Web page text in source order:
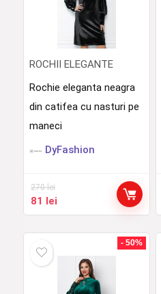
ROCHII ELEGANTE
Rochie eleganta neagra
din catifea cu nasturi pe
maneci
DyFashion
270lei
Prețul
inițial
270 lei.
81 leiPrețul
curent
- 50%